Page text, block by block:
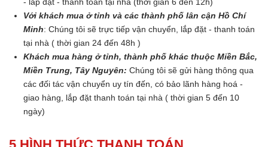
Với khách mua ở tỉnh và các thành phố lân cận Hồ Chí
Minh: Chúng tôi sẽ trực tiếp vận chuyển, lắp đặt - thanh toán
tại nhà ( thời gian 24 đến 48h )
Khách mua hàng ở tỉnh, thành phố khác thuộc Miền Bắc,
Miền Trung, Tây Nguyên: Chúng tôi sẽ gửi hàng thông qua
các đối tác vận chuyển uy tín đến, có bảo lãnh hàng hoá -
giao hàng, lắp đặt thanh toán tại nhà ( thời gian 5 đến 10
ngày)